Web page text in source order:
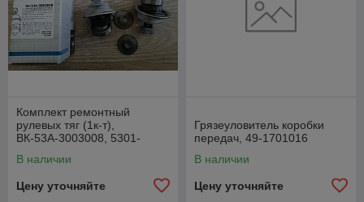
Комплект ремонтный
рулевых тяг (1к-т),
ВК-53А-3003008, 5301-
В наличии
Цену уточняйте
Грязеуловитель коробки
передач, 49-1701016
В наличии
Цену уточняйте